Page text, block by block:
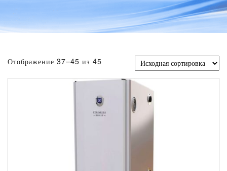
Отображение 37–45 из 45